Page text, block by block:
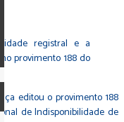
editou o provimento 188
de Indisponibilidade de